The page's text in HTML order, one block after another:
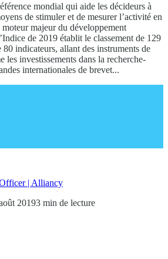
mondial qui aide les décideurs à
de stimuler et de mesurer l’activité en
majeur du développement
de 2019 établit le classement de 129
80 indicateurs, allant des instruments de
les investissements dans la recherche-
internationales de brevet...
| Alliancy
20193 min de lecture